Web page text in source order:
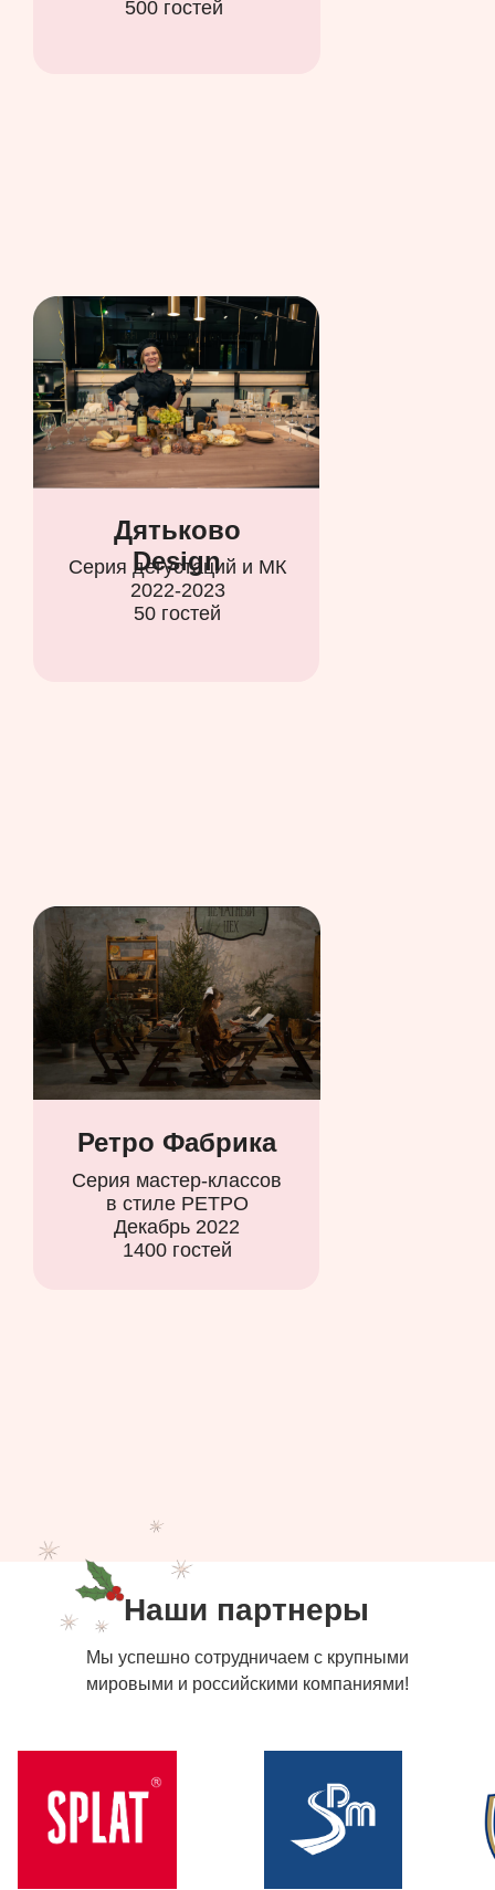
500 гостей
Дятьково
Design
Серия дегустаций и МК
2022-2023
50 гостей
Ретро Фабрика
Серия мастер-классов
в стиле РЕТРО
Декабрь 2022
1400 гостей
Наши партнеры
Мы успешно сотрудничаем с крупными
мировыми и российскими компаниями!